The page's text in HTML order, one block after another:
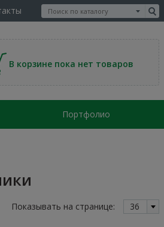
В корзине пока нет товаров
Портфолио
Показывать на странице: 36